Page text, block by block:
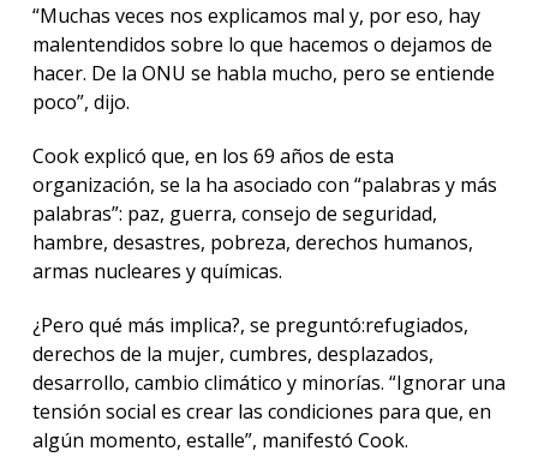
“Muchas veces nos explicamos mal y, por eso, hay
malentendidos sobre lo que hacemos o dejamos de
hacer. De la ONU se habla mucho, pero se entiende
poco”, dijo.
Cook explicó que, en los 69 años de esta
organización, se la ha asociado con “palabras y más
palabras”: paz, guerra, consejo de seguridad,
hambre, desastres, pobreza, derechos humanos,
armas nucleares y químicas.
¿Pero qué más implica?, se preguntó:refugiados,
derechos de la mujer, cumbres, desplazados,
desarrollo, cambio climático y minorías. “Ignorar una
tensión social es crear las condiciones para que, en
algún momento, estalle”, manifestó Cook.